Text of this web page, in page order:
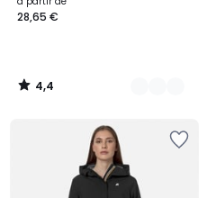
28,65 €
4,4
/